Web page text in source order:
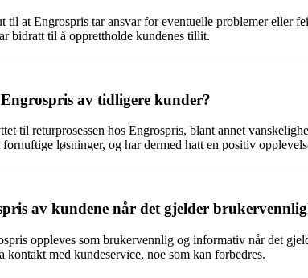
til at Engrospris tar ansvar for eventuelle problemer
bidratt til å opprettholde kundenes tillit.
av tidligere kunder?
til returprosessen hos Engrospris, blant annet
løsninger, og har dermed hatt en positiv
av kundene når det gjelder
oppleves som brukervennlig og informativ når det
med kundeservice, noe som kan forbedres.